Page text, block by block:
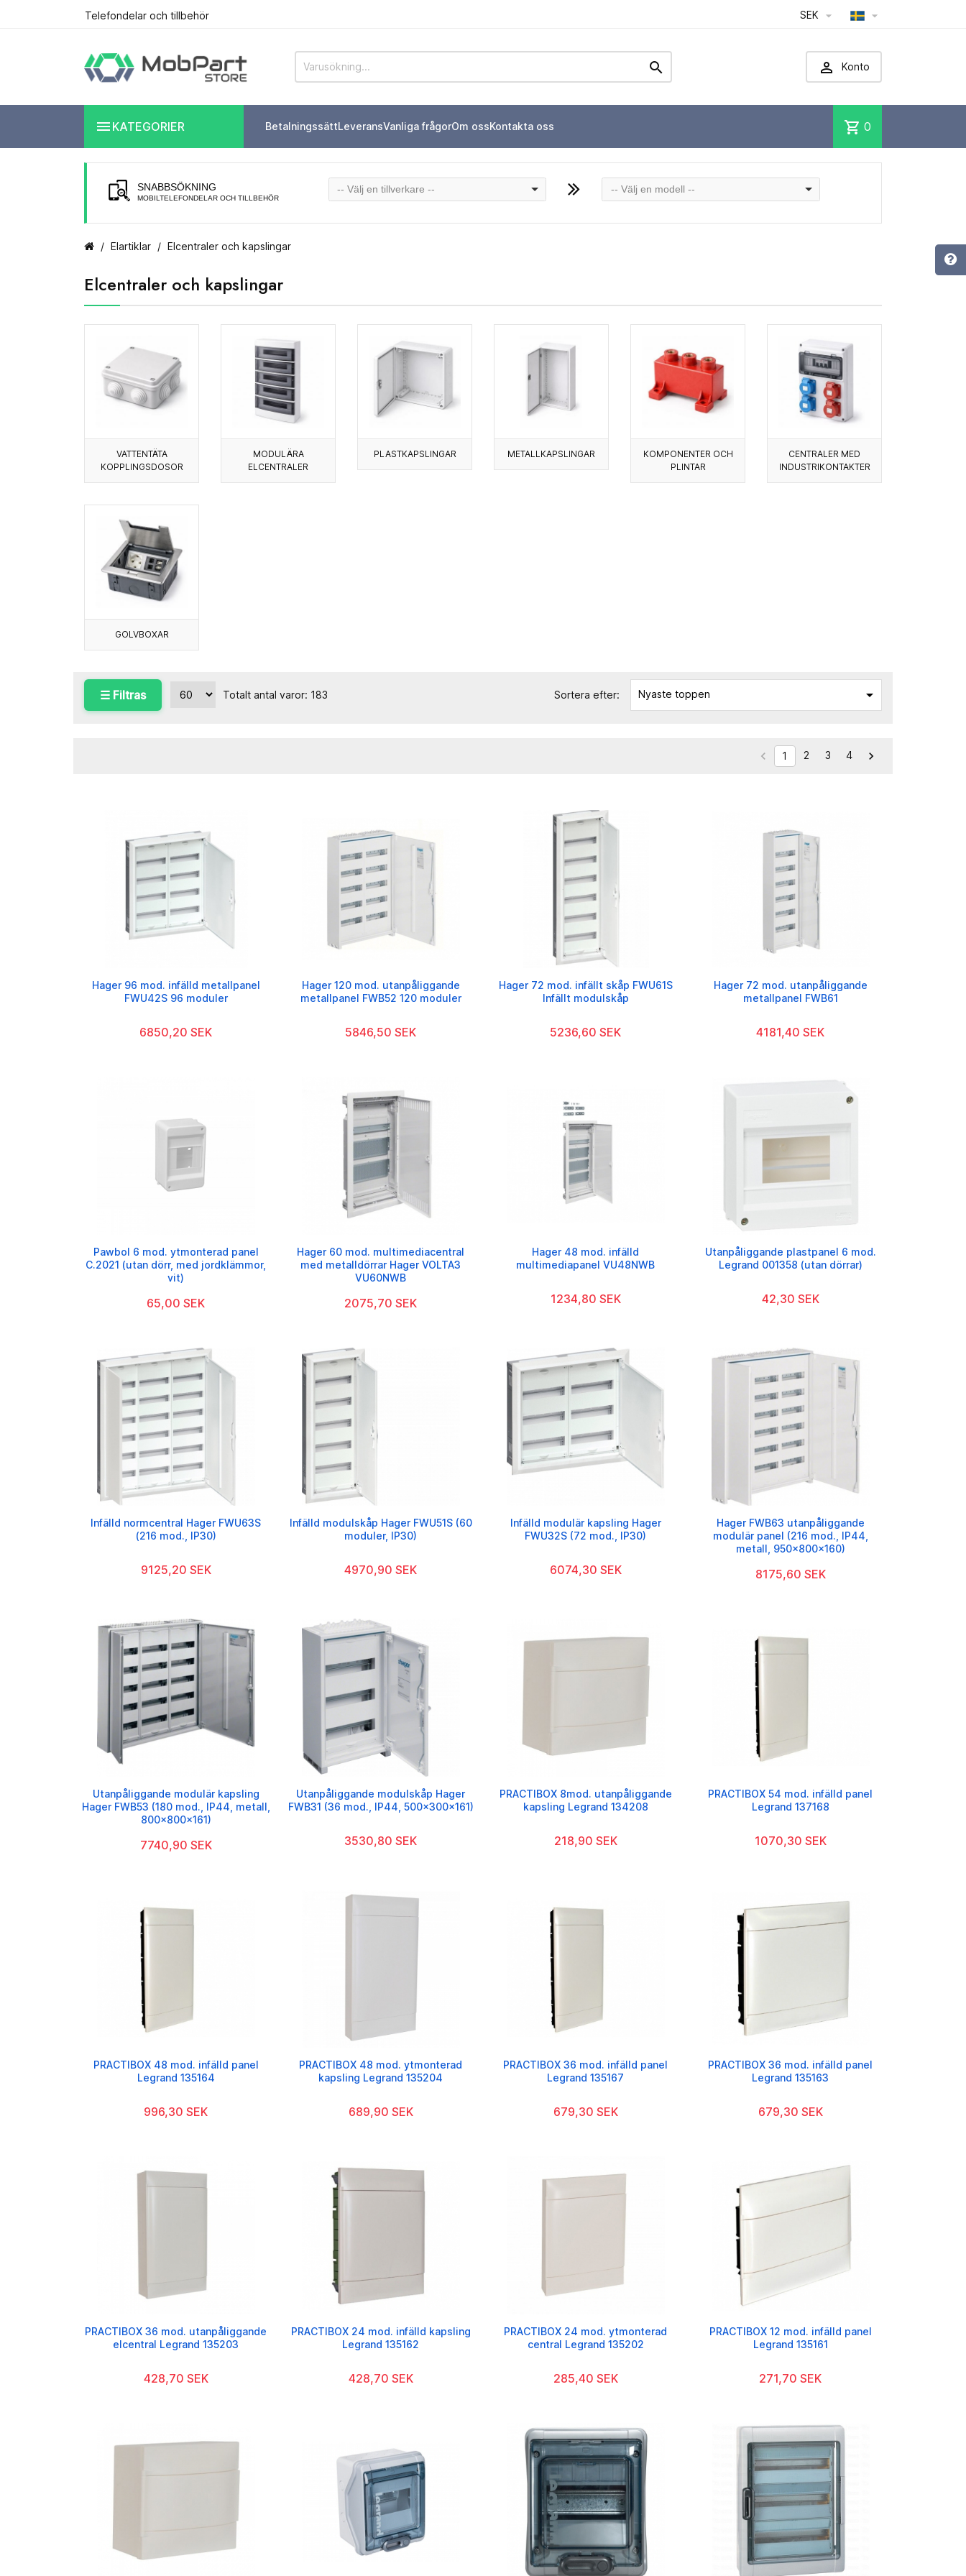
Telefondelar och tillbehör SEK  
  Konto
 KATEGORIER BetalningssättLeveransVanliga frågorOm ossKontakta oss shopping_cart 0
SNABBSÖKNING
MOBILTELEFONDELAR OCH TILLBEHÖR
-- Välj en tillverkare -- -- Välj en modell --
Elartiklar Elcentraler och kapslingar
Elcentraler och kapslingar
VATTENTÄTA
KOPPLINGSDOSOR
MODULÄRA
ELCENTRALER
PLASTKAPSLINGAR METALLKAPSLINGAR
KOMPONENTER OCH
PLINTAR
CENTRALER MED
INDUSTRIKONTAKTER
GOLVBOXAR
☰ Filtras Totalt antal varor: 183 Sortera efter: Nyaste toppen 
 1 2 3 4 
Hager 96 mod. infälld metallpanel
FWU42S 96 moduler
6850,20 SEK
Hager 120 mod. utanpåliggande
metallpanel FWB52 120 moduler
5846,50 SEK
Hager 72 mod. infällt skåp FWU61S
Infällt modulskåp
5236,60 SEK
Hager 72 mod. utanpåliggande
metallpanel FWB61
4181,40 SEK
Pawbol 6 mod. ytmonterad panel
C.2021 (utan dörr, med jordklämmor,
vit)
65,00 SEK
Hager 60 mod. multimediacentral
med metalldörrar Hager VOLTA3
VU60NWB
2075,70 SEK
Hager 48 mod. infälld
multimediapanel VU48NWB
1234,80 SEK
Utanpåliggande plastpanel 6 mod.
Legrand 001358 (utan dörrar)
42,30 SEK
Infälld normcentral Hager FWU63S
(216 mod., IP30)
9125,20 SEK
Infälld modulskåp Hager FWU51S (60
moduler, IP30)
4970,90 SEK
Infälld modulär kapsling Hager
FWU32S (72 mod., IP30)
6074,30 SEK
Hager FWB63 utanpåliggande
modulär panel (216 mod., IP44,
metall, 950x800x160)
8175,60 SEK
Utanpåliggande modulär kapsling
Hager FWB53 (180 mod., IP44, metall,
800x800x161)
7740,90 SEK
Utanpåliggande modulskåp Hager
FWB31 (36 mod., IP44, 500x300x161)
3530,80 SEK
PRACTIBOX 8mod. utanpåliggande
kapsling Legrand 134208
218,90 SEK
PRACTIBOX 54 mod. infälld panel
Legrand 137168
1070,30 SEK
PRACTIBOX 48 mod. infälld panel
Legrand 135164
996,30 SEK
PRACTIBOX 48 mod. ytmonterad
kapsling Legrand 135204
689,90 SEK
PRACTIBOX 36 mod. infälld panel
Legrand 135167
679,30 SEK
PRACTIBOX 36 mod. infälld panel
Legrand 135163
679,30 SEK
PRACTIBOX 36 mod. utanpåliggande
elcentral Legrand 135203
428,70 SEK
PRACTIBOX 24 mod. infälld kapsling
Legrand 135162
428,70 SEK
PRACTIBOX 24 mod. ytmonterad
central Legrand 135202
285,40 SEK
PRACTIBOX 12 mod. infälld panel
Legrand 135161
271,70 SEK